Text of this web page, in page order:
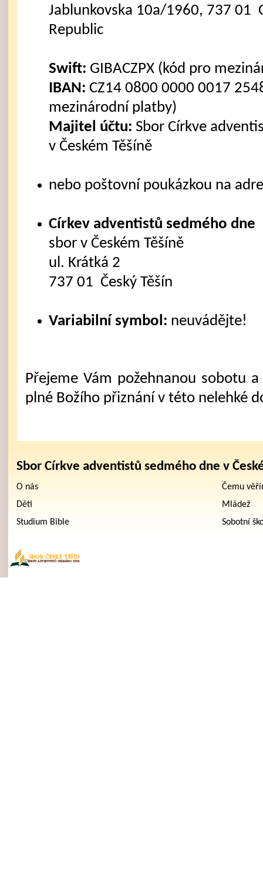
Jablunkovska 10a/1960, 737 01
Republic
Swift: GIBACZPX (kód pro
IBAN: CZ14 0800 0000 0017
mezinárodní platby)
Majitel účtu: Sbor Církve
v Českém Těšíně
nebo poštovní poukázkou na
Církev adventistů sedmého dne
sbor v Českém Těšíně
ul. Krátká 2
737 01 Český Těšín
Variabilní symbol: neuvádějte!
Přejeme Vám požehnanou sobotu
plné Božího přiznání v této nelehké
Sbor Církve adventistů sedmého dne v
O nás
Čemu
Děti
Mládež
Studium Bible
Sobotní